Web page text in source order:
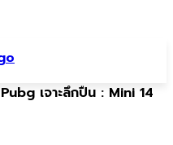
Pubg เจาะลึกปืน : Mini 14